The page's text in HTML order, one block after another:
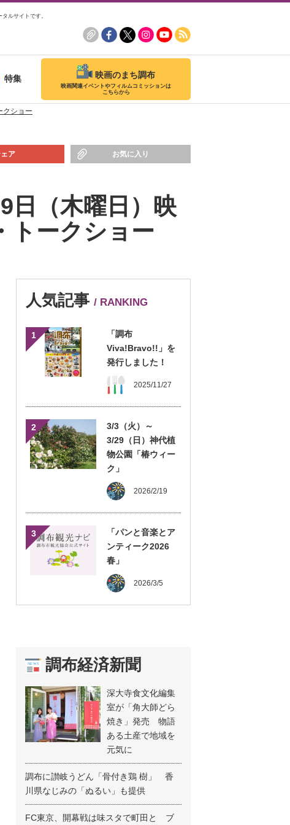
ルサイトです。
特集 映画のまち調布
映画関連イベントやフィルムコミッションは
こちらから
クショー
ア お気に入り
日（木曜日）映
トークショー
人気記事 / RANKING
1
「調布
Viva!Bravo!!」を
発行しました！
2025/11/27
2
3/3（火）～
3/29（日）神代植
物公園「椿ウィー
ク」
2026/2/19
3
「パンと音楽とア
ンティーク2026
春」
2026/3/5
調布経済新聞
深大寺食文化編集
室が「角大師どら
焼き」発売 物語
ある土産で地域を
元気に
調布に讃岐うどん「骨付き鶏 樹」 香
川県なじみの「ぬるい」も提供
FC東京、開幕戦は味スタで町田と ブ